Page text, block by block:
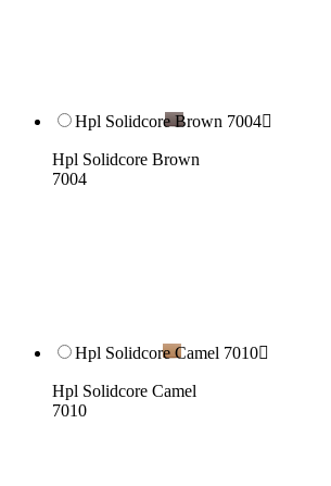
Hpl Solidcore Brown 7004
Hpl Solidcore Brown
7004
Hpl Solidcore Camel 7010
Hpl Solidcore Camel
7010